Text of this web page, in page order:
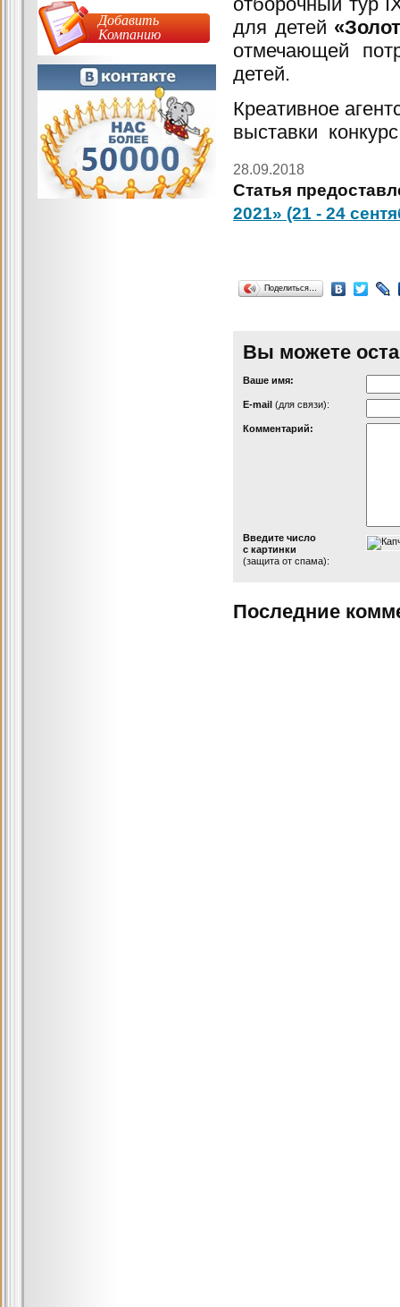
для детей
отмечающей
детей.
Креативное
выставки
28.09.2018
Статья
2021» (21 - 24
Поделиться…
Вы можете
Ваше имя:
Е-mail (для связи):
Комментарий:
Введите число
с картинки
(защита от спама):
Последние
Добавить
Компанию